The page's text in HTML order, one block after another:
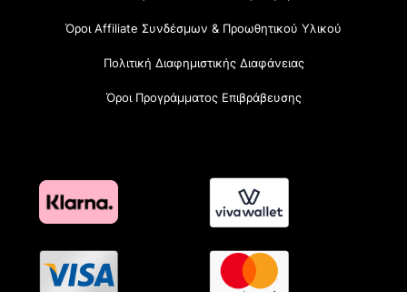
Όροι Affiliate Συνδέσμων & Προωθητικού Υλικού
Πολιτική Διαφημιστικής Διαφάνειας
Όροι Προγράμματος Επιβράβευσης